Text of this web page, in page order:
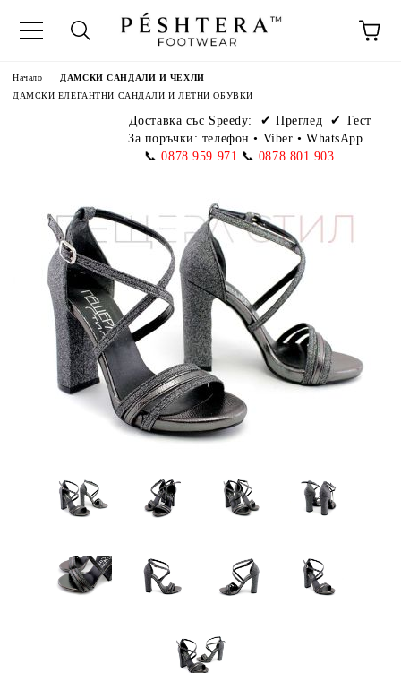
Начало
ДАМСКИ САНДАЛИ И ЧЕХЛИ
ДАМСКИ ЕЛЕГАНТНИ САНДАЛИ И ЛЕТНИ ОБУВКИ
Доставка със Speedy:
✔ Преглед ✔ Тест
За поръчки: телефон• Viber • WhatsApp
📞 0878 959 971 📞 0878 801 903